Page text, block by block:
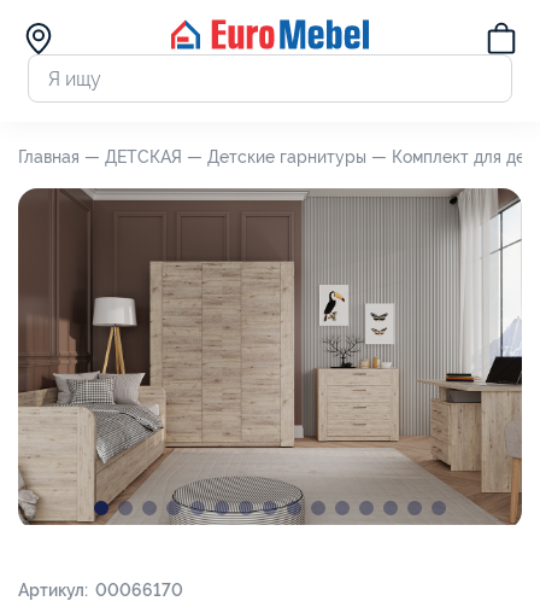
Главная — ДЕТСКАЯ — Детские гарнитуры — Комплект для
Артикул: 00066170